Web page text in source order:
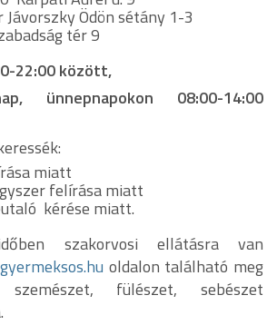
Jávorszky Ödön sétány 1-3
tér 9
22:00 között,
ünnepnapokon 08:00-14:00
miatt
felírása miatt
kérése miatt.
szakorvosi ellátásra van
gyermeksos.hu oldalon található meg
fülészet, sebészet